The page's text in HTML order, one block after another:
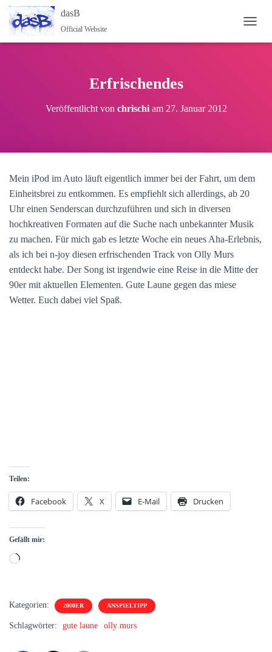
dasB
Official Website
Erfrischendes
Veröffentlicht von chrischiam 27. Januar 2012
Mein iPod im Auto läuft eigentlich immer bei der Fahrt, um dem
Einheitsbrei zu entkommen. Es empfiehlt sich allerdings, ab 20
Uhr einen Senderscan durchzuführen und sich in diversen
hochkreativen Formaten auf die Suche nach unbekannter Musik
zu machen. Für mich gab es letzte Woche ein neues Aha-Erlebnis,
als ich bei n-joy diesen erfrischenden Track von Olly Murs
entdeckt habe. Der Song ist irgendwie eine Reise in die Mitte der
90er mit aktuellen Elementen. Gute Laune gegen das miese
Wetter. Euch dabei viel Spaß.
Teilen:
Facebook X E-Mail Drucken
Gefällt mir:
Wird
Kategorien: 2000ER ANSPIELTIPP
Schlagwörter: gute laune olly murs